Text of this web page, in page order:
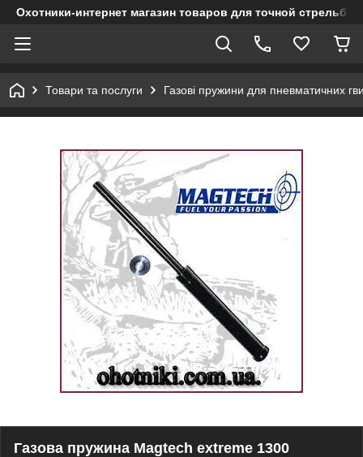
Охотники-интернет магазин товаров для точной стрельбы
Товари та послуги Газові пружини для пневматичних
Газова пружина Magtech extreme 1300